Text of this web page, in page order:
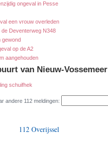
ongeval in Pesse
een vrouw overleden
de Deventerweg N348
gewond
op de A2
aangehouden
van Nieuw-Vossemeer
schuifhek
andere 112 meldingen:
112 Overijssel